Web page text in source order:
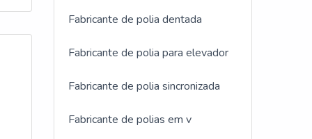
Fabricante de polia dentada
Fabricante de polia para elevador
Fabricante de polia sincronizada
Fabricante de polias em v